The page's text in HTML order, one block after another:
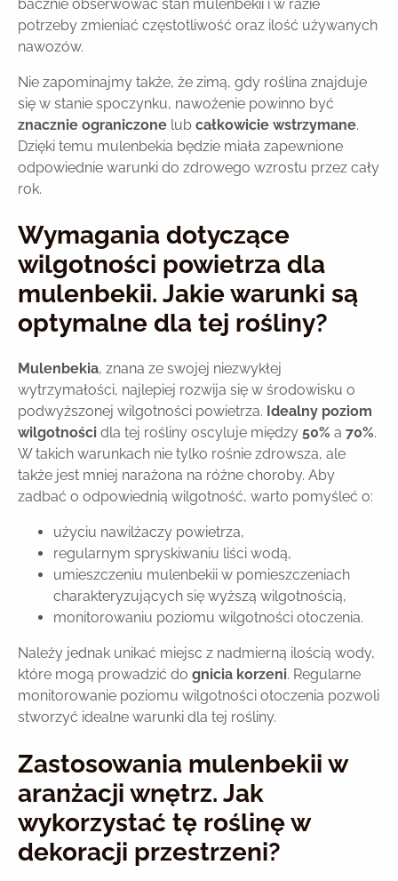
bacznie obserwować stan mulenbekii i w razie
potrzeby zmieniać częstotliwość oraz ilość używanych
nawozów.
Nie zapominajmy także, że zimą, gdy roślina znajduje
się w stanie spoczynku, nawożenie powinno być
znacznie ograniczone lub całkowicie wstrzymane.
Dzięki temu mulenbekia będzie miała zapewnione
odpowiednie warunki do zdrowego wzrostu przez cały
rok.
Wymagania dotyczące
wilgotności powietrza dla
mulenbekii. Jakie warunki są
optymalne dla tej rośliny?
Mulenbekia, znana ze swojej niezwykłej
wytrzymałości, najlepiej rozwija się w środowisku o
podwyższonej wilgotności powietrza. Idealny poziom
wilgotności dla tej rośliny oscyluje między 50% a 70%.
W takich warunkach nie tylko rośnie zdrowsza, ale
także jest mniej narażona na różne choroby. Aby
zadbać o odpowiednią wilgotność, warto pomyśleć o:
użyciu nawilżaczy powietrza,
regularnym spryskiwaniu liści wodą,
umieszczeniu mulenbekii w pomieszczeniach
charakteryzujących się wyższą wilgotnością,
monitorowaniu poziomu wilgotności otoczenia.
Należy jednak unikać miejsc z nadmierną ilością wody,
które mogą prowadzić do gnicia korzeni. Regularne
monitorowanie poziomu wilgotności otoczenia pozwoli
stworzyć idealne warunki dla tej rośliny.
Zastosowania mulenbekii w
aranżacji wnętrz. Jak
wykorzystać tę roślinę w
dekoracji przestrzeni?